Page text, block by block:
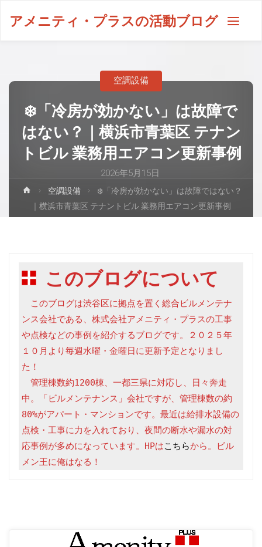
アメニティ・プラスの活動ブログ
❄️「冷房が効かない」は故障で
はない？｜横浜市青葉区 テナン
トビル 業務用エアコン更新事例
2026年5月15日
空調設備
空調設備
❄️「冷房が効かない」は故障ではない？
｜横浜市青葉区 テナントビル 業務用エアコン更新事例
このブログについて
このブログは渋谷区に拠点を置く総合ビルメンテナ
ンス会社である、株式会社アメニティ・プラスの工事
や点検などの事例を紹介するブログです。２０２５年
１０月より毎週水曜・金曜日に更新予定となりまし
た！
管理棟数約1200棟、一都三県に対応し、日々奔走
中。「ビルメンテナンス」会社ですが、管理棟数の約
80%がアパート・マンションです。最近は給排水設備の
点検・工事に力を入れており、夜間の断水や漏水の対
応事例が多めになっています。HPはこちらから。ビル
メン王に俺はなる！